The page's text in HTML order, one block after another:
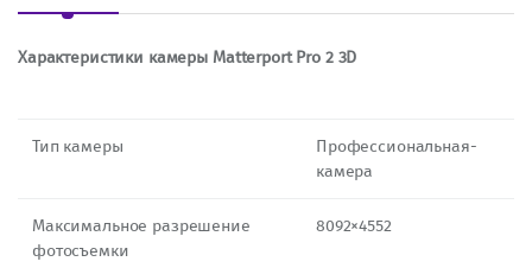
Характеристики камеры Matterport Pro 2 3D
Тип камеры
Профессиональная-
камера
Максимальное разрешение
фотосъемки
8092×4552